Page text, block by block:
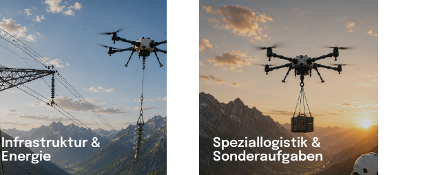
Infrastruktur &
Energie
Speziallogistik &
Sonderaufgaben